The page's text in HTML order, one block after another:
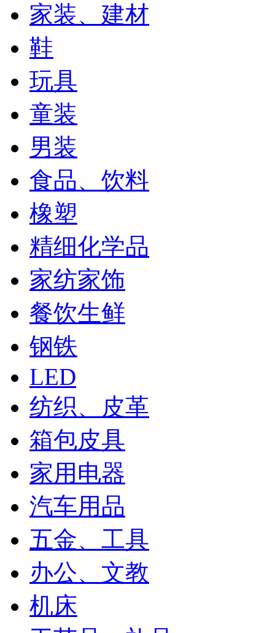
家装、建材
鞋
玩具
童装
男装
食品、饮料
橡塑
精细化学品
家纺家饰
餐饮生鲜
钢铁
LED
纺织、皮革
箱包皮具
家用电器
汽车用品
五金、工具
办公、文教
机床